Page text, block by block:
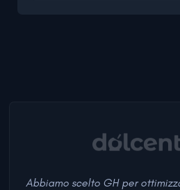
Abbiamo scelto GH per